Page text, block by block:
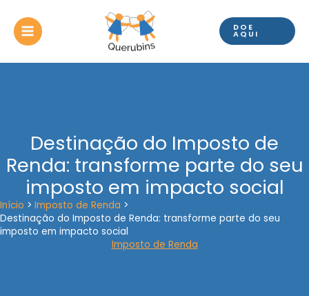
para
conteúdo
DOE
AQUI
Destinação do Imposto de
Renda: transforme parte do seu
imposto em impacto social
Início
Imposto de Renda
Destinação do Imposto de Renda: transforme parte do seu
imposto em impacto social
Imposto de Renda